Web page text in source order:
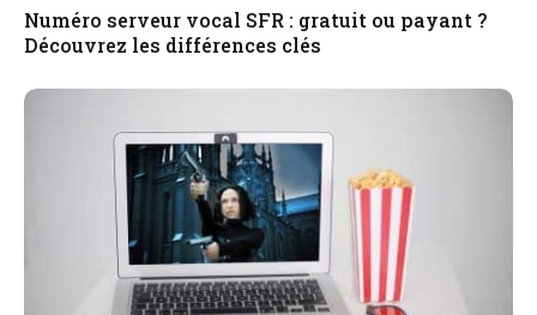
Numéro serveur vocal SFR : gratuit ou payant ?
Découvrez les différences clés